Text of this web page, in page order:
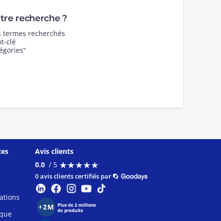
recherche ?
recherchés
clé
Avis clients
0.0 / 5 ★★★★★
★★★★★
0 avis clients certifiés par